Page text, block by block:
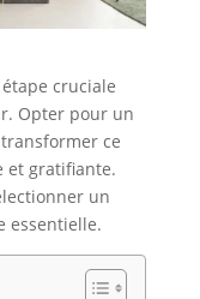
cruciale
Opter pour un
ce
et gratifiante.
un
essentielle.